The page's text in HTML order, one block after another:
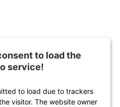
to load the
service!
to load due to trackers
visitor. The website owner